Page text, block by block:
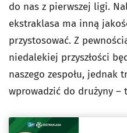
do nas z pierwszej ligi.
ekstraklasa ma inną
przystosować. Z
niedalekiej przyszłości
naszego zespołu, jednak
wprowadzić do drużyny –